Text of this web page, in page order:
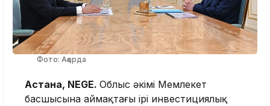
Фото: Ақорда
Астана, NEGE. Облыс әкімі Мемлекет
басшысына аймақтағы ірі инвестициялық